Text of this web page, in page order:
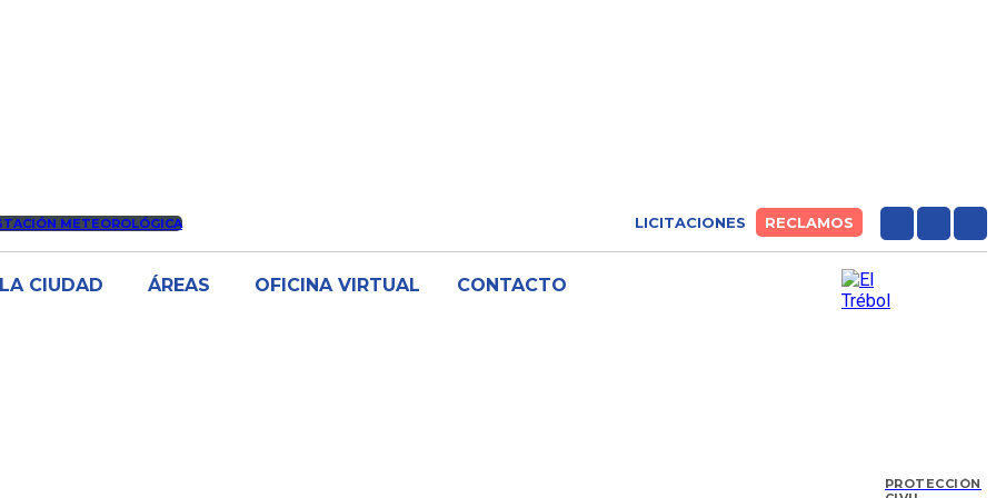
METEOROLÓGICA LICITACIONES RECLAMOS
LA CIUDAD ÁREAS OFICINA VIRTUAL CONTACTO
PROTECCIÓN